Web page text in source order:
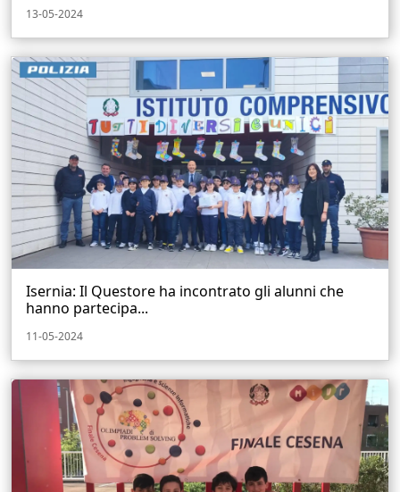
13-05-2024
Isernia: Il Questore ha incontrato gli alunni che
hanno partecipa...
11-05-2024